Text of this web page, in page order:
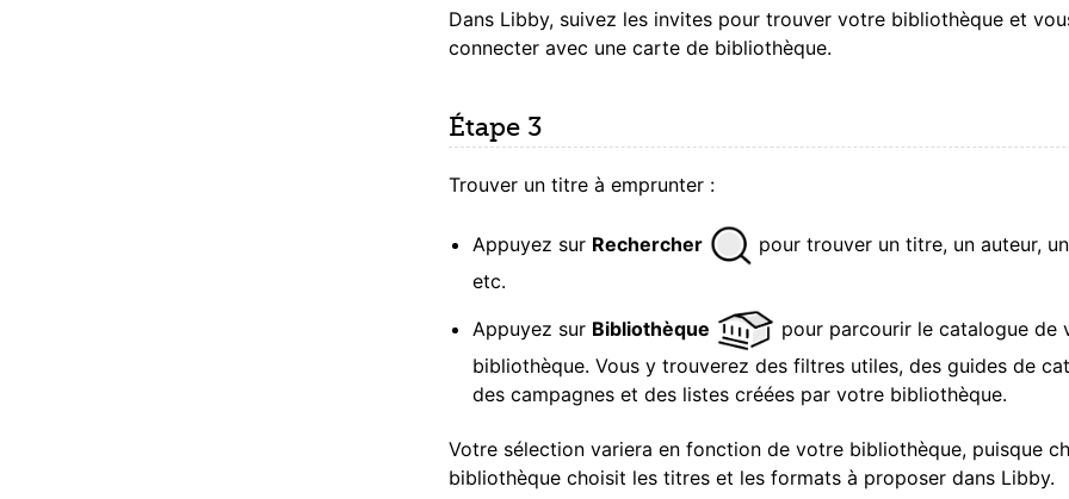
Dans Libby, suivez les invites pour trouver votre bibliothèque et
connecter avec une carte de bibliothèque.
Étape 3
Trouver un titre à emprunter :
Appuyez sur Rechercher
pour trouver un titre, un auteur,
etc.
Appuyez sur Bibliothèque
pour parcourir le catalogue de
bibliothèque. Vous y trouverez des filtres utiles, des guides de
des campagnes et des listes créées par votre bibliothèque.
Votre sélection variera en fonction de votre bibliothèque, puisque
bibliothèque choisit les titres et les formats à proposer dans Libby.